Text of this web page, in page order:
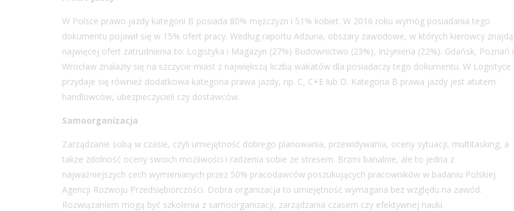
W Polsce prawo jazdy kategorii B posiada 80% mężczyzn i 51% kobiet. W 2016 roku wymóg posiadania tego
dokumentu pojawił się w 15% ofert pracy. Według raportu Adzuna, obszary zawodowe, w których kierowcy znajdą
najwięcej ofert zatrudnienia to: Logistyka i Magazyn (27%) Budownictwo (23%), Inżynieria (22%). Gdańsk, Poznań i
Wrocław znalazły się na szczycie miast z największą liczbą wakatów dla posiadaczy tego dokumentu. W Logistyce
przydaje się również dodatkowa kategoria prawa jazdy, np. C, C+E lub D. Kategoria B prawa jazdy jest atutem
handlowców, ubezpieczycieli czy dostawców.
Samoorganizacja
Zarządzanie sobą w czasie, czyli umiejętność dobrego planowania, przewidywania, oceny sytuacji, multitasking, a
także zdolność oceny swoich możliwości i radzenia sobie ze stresem. Brzmi banalnie, ale to jedna z
najważniejszych cech wymienianych przez 50% pracodawców poszukujących pracowników w badaniu Polskiej
Agencji Rozwoju Przedsiębiorczości. Dobra organizacja to umiejętność wymagana bez względu na zawód.
Rozwiązaniem mogą być szkolenia z samoorganizacji, zarządzania czasem czy efektywnej nauki.